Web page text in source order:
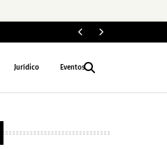
Jurídico Eventos